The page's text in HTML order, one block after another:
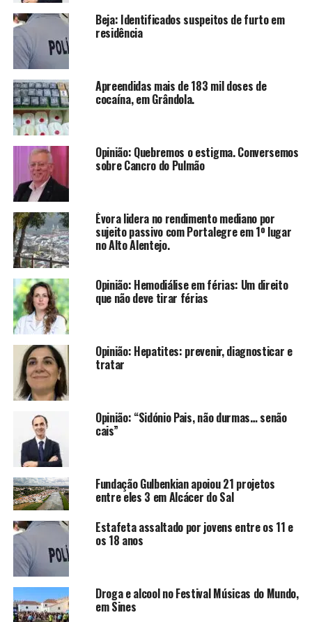
Beja: Identificados suspeitos de furto em
residência
Apreendidas mais de 183 mil doses de
cocaína, em Grândola.
Opinião: Quebremos o estigma. Conversemos
sobre Cancro do Pulmão
Évora lidera no rendimento mediano por
sujeito passivo com Portalegre em 1º lugar
no Alto Alentejo.
Opinião: Hemodiálise em férias: Um direito
que não deve tirar férias
Opinião: Hepatites: prevenir, diagnosticar e
tratar
Opinião: “Sidónio Pais, não durmas… senão
cais”
Fundação Gulbenkian apoiou 21 projetos
entre eles 3 em Alcácer do Sal
Estafeta assaltado por jovens entre os 11 e
os 18 anos
Droga e alcool no Festival Músicas do Mundo,
em Sines